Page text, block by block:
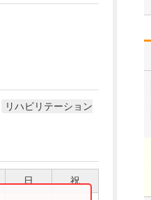
リハビリテーション
日 祝